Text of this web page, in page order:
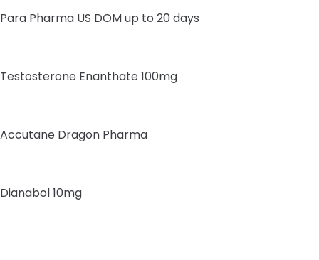
Para Pharma US DOM up to 20 days
Testosterone Enanthate 100mg
Accutane Dragon Pharma
Dianabol 10mg